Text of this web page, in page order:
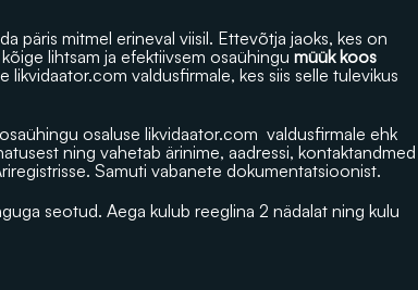
päris mitmel erineval viisil. Ettevõtja jaoks, kes on
lihtsam ja efektiivsem osaühingu müük koos
likvidaator.com valdusfirmale, kes siis selle tulevikus
osaluse likvidaator.com valdusfirmale ehk
ning vahetab ärinime, aadressi, kontaktandmed
Samuti vabanete dokumentatsioonist.
seotud. Aega kulub reeglina 2 nädalat ning kulu